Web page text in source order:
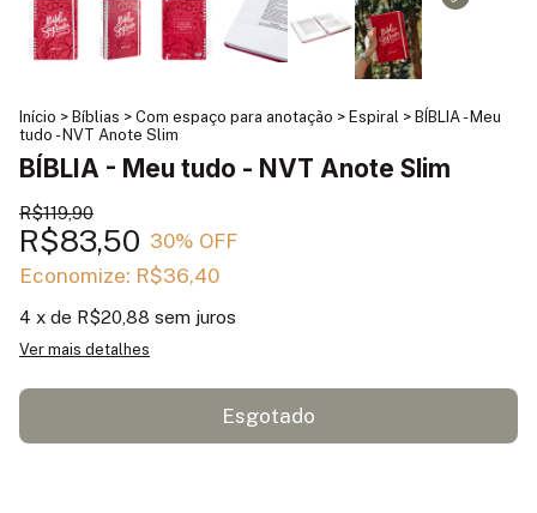
Início > Bíblias > Com espaço para anotação > Espiral > BÍBLIA - Meu
tudo - NVT Anote Slim
BÍBLIA - Meu tudo - NVT Anote Slim
R$119,90
R$83,50 30% OFF
Economize: R$36,40
4 x de R$20,88 sem juros
Ver mais detalhes